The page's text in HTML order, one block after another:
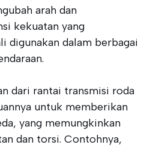
arah dan
kekuatan yang
digunakan dalam berbagai
dari rantai transmisi roda
untuk memberikan
yang memungkinkan
dan torsi. Contohnya,